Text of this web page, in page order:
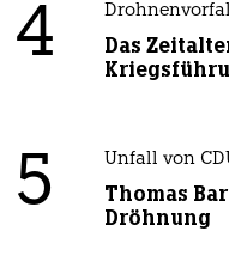
4
Das
5 Unfall von
Thomas
Dröhnung